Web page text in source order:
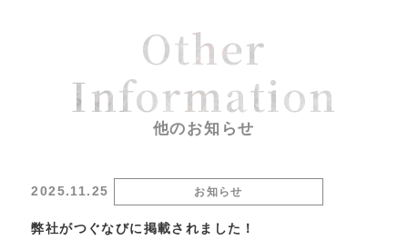
Other
Information
他のお知らせ
2025.11.25 お知らせ
弊社がつぐなびに掲載されました！